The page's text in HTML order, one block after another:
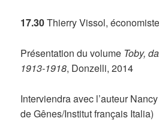
17.30Thierry Vissol,
Présentation du volume Toby,
1913-1918, Donzelli, 2014
Interviendra avec l’auteur
de Gênes/Institut français Italia)